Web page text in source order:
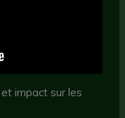
impact sur les